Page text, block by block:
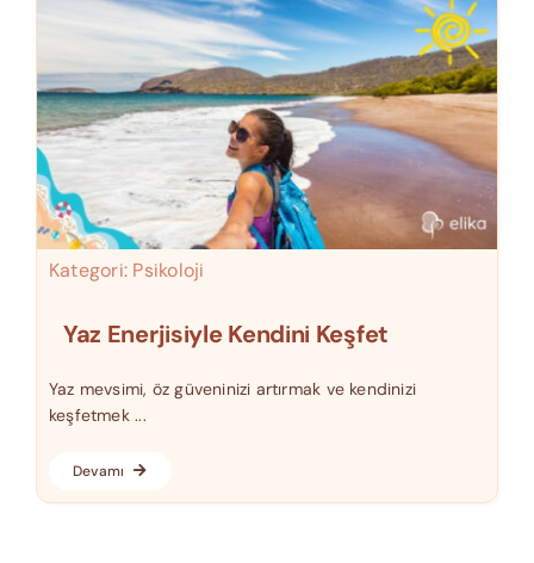
Kategori: Psikoloji
Yaz Enerjisiyle Kendini Keşfet
Yaz mevsimi, öz güveninizi artırmak ve kendinizi
keşfetmek ...
Devamı